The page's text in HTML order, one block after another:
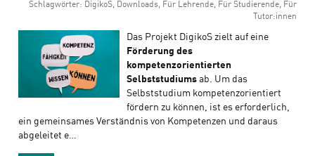
Schlagwörter: DigikoS, Downloads, Für Lehrende, Für Studierende, Für
Tutor:innen
Das Projekt DigikoS zielt auf eine
Förderung des
kompetenzorientierten
Selbststudiums ab. Um das
Selbststudium kompetenzorientiert
fördern zu können, ist es erforderlich,
ein gemeinsames Verständnis von Kompetenzen und daraus
abgeleitet e…